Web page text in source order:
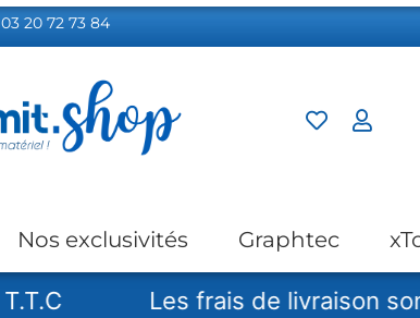
03 20 72 73 84
Nos exclusivités Graphtec
Les frais de livraison sont